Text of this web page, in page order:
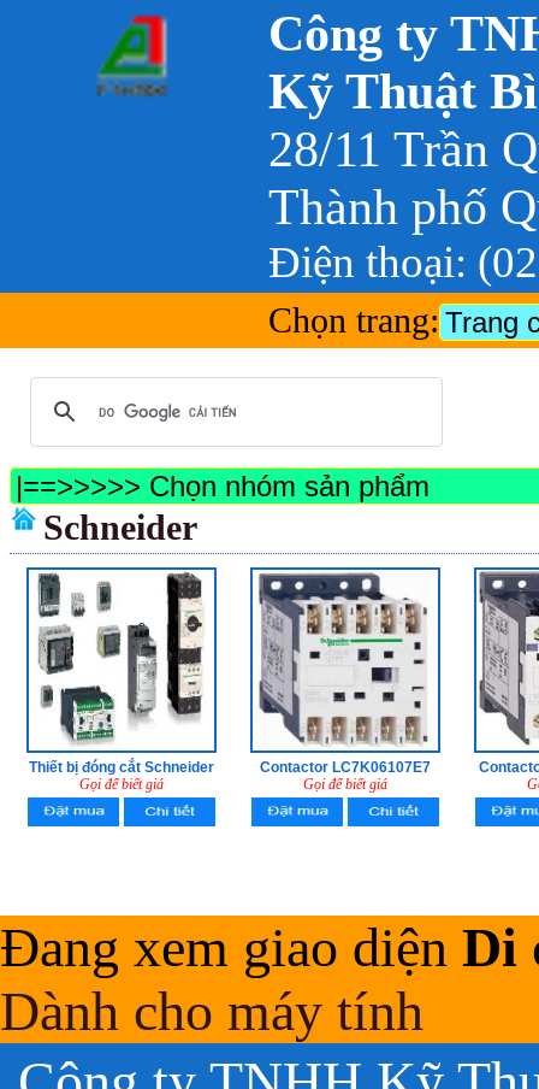
Công ty
Kỹ Thuật
28/11 Trần
Thành phố
Điện thoại:
Chọn trang:
Schneider
Thiết bị đóng cắt Schneider
Gọi để biết giá
Contactor LC7K06107E7
Gọi để biết giá
Đang xem giao diện Di
Dành cho máy tính